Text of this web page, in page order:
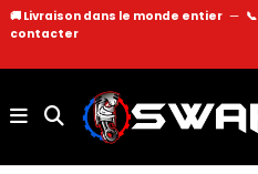
🚚 Livraison dans le monde entier —
contacter